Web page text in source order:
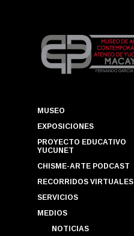
MUSEO
EXPOSICIONES
PROYECTO EDUCATIVO
YUCUNET
CHISME-ARTE PODCAST
RECORRIDOS VIRTUALES
SERVICIOS
MEDIOS
NOTICIAS